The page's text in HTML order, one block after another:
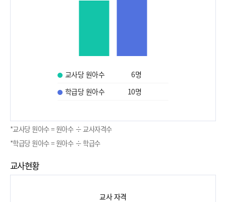
교사당 원아수 6명
학급당 원아수
10명
*교사당 원아수 = 원아수 ÷ 교사자격수
*학급당 원아수 = 원아수 ÷ 학급수
교사현황
교사 자격